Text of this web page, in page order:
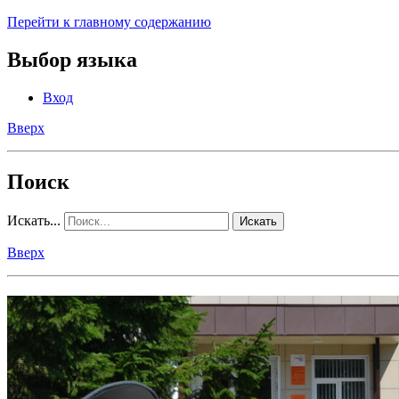
Перейти к главному содержанию
Выбор языка
Вход
Вверх
Поиск
Искать... Искать
Вверх